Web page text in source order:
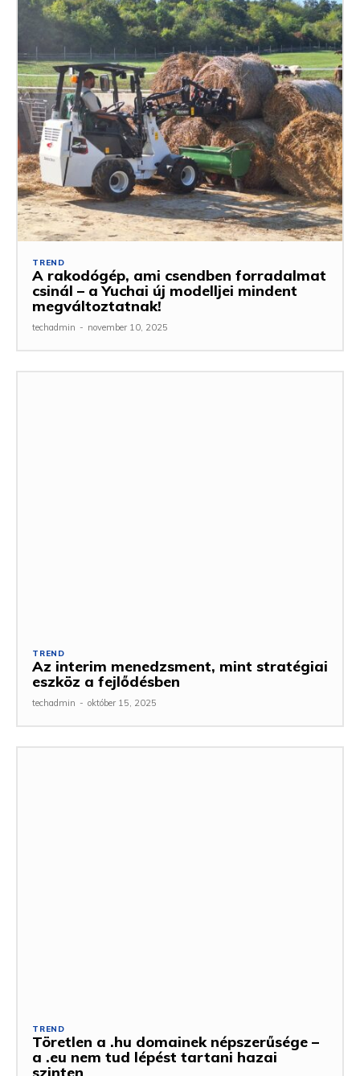
TREND
A rakodógép, ami csendben forradalmat
csinál – a Yuchai új modelljei mindent
megváltoztatnak!
techadmin - november 10, 2025
TREND
Az interim menedzsment, mint stratégiai
eszköz a fejlődésben
techadmin - október 15, 2025
TREND
Töretlen a .hu domainek népszerűsége –
a .eu nem tud lépést tartani hazai